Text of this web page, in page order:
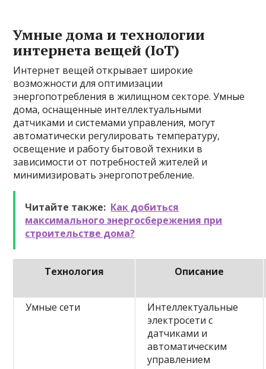
Умные дома и технологии
интернета вещей (IoT)
Интернет вещей открывает широкие
возможности для оптимизации
энергопотребления в жилищном секторе. Умные
дома, оснащенные интеллектуальными
датчиками и системами управления, могут
автоматически регулировать температуру,
освещение и работу бытовой техники в
зависимости от потребностей жителей и
минимизировать энергопотребление.
Читайте также: Как добиться
максимального энергосбережения при
строительстве дома?
Технология Описание
Умные сети
Интеллектуальные
электросети с
датчиками и
автоматическим
управлением